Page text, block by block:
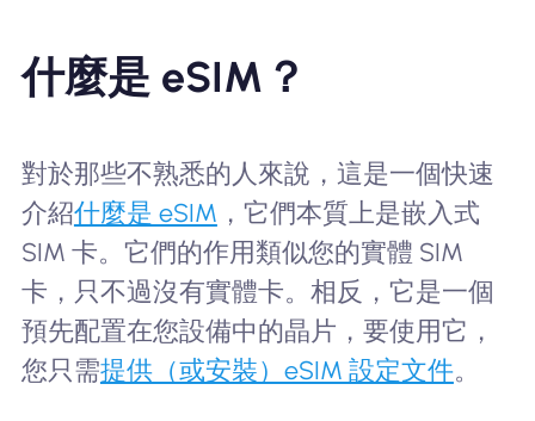
什麼是 eSIM？
對於那些不熟悉的人來說，這是一個快速
介紹什麼是 eSIM ，它們本質上是嵌入式
SIM 卡。它們的作用類似您的實體 SIM
卡，只不過沒有實體卡。相反，它是一個
預先配置在您設備中的晶片，要使用它，
您只需提供（或安裝）eSIM 設定文件。